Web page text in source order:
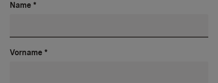
Name *
Vorname *